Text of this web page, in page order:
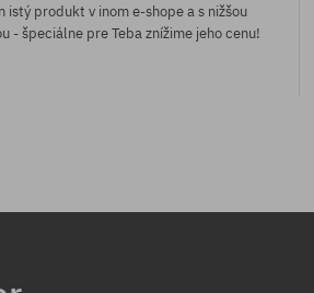
istý produkt v inom e-shope a s nižšou
- špeciálne pre Teba znížime jeho cenu!